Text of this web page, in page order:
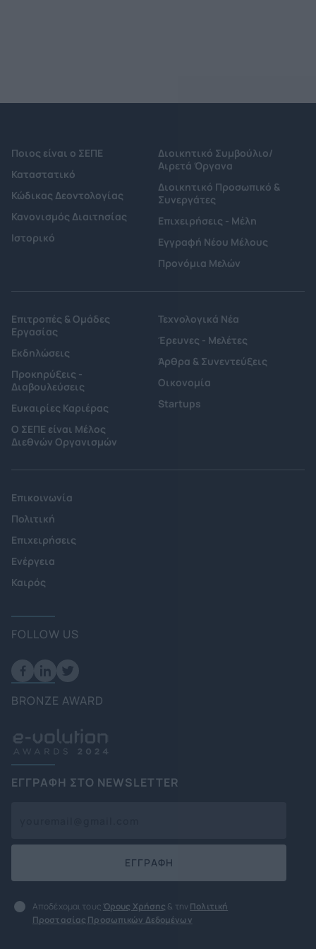
Ποιος είναι ο ΣΕΠΕ
Καταστατικό
Κώδικας Δεοντολογίας
Κανονισμός Διαιτησίας
Ιστορικό
Διοικητικό Συμβούλιο/
Αιρετά Όργανα
Διοικητικό Προσωπικό &
Συνεργάτες
Επιχειρήσεις - Μέλη
Εγγραφή Νέου Μέλους
Προνόμια Μελών
Επιτροπές & Ομάδες
Εργασίας
Εκδηλώσεις
Προκηρύξεις -
Διαβουλεύσεις
Ευκαιρίες Καριέρας
Ο ΣΕΠΕ είναι Μέλος
Διεθνών Οργανισμών
Τεχνολογικά Νέα
Έρευνες - Μελέτες
Άρθρα & Συνεντεύξεις
Οικονομία
Startups
Επικοινωνία
Πολιτική
Επιχειρήσεις
Ενέργεια
Καιρός
FOLLOW US
BRONZE AWARD
ΕΓΓΡΑΦΗ ΣΤΟ NEWSLETTER
ΕΓΓΡΑΦΗ
Αποδέχομαι τους Όρους Χρήσης & την Πολιτική
Προστασίας Προσωπικών Δεδομένων